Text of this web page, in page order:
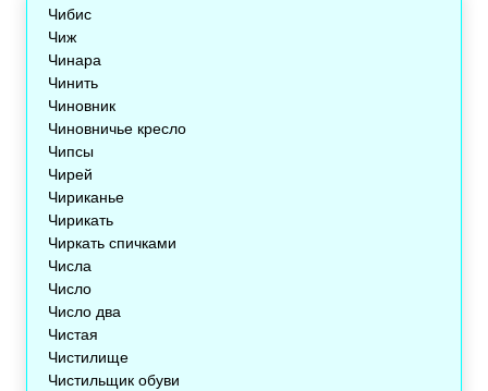
Чибис
Чиж
Чинара
Чинить
Чиновник
Чиновничье кресло
Чипсы
Чирей
Чириканье
Чирикать
Чиркать спичками
Числа
Число
Число два
Чистая
Чистилище
Чистильщик обуви